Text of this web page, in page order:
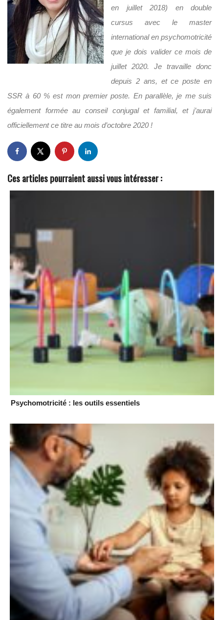
en juillet 2018) en double
cursus avec le master
international en psychomotricité
que je dois valider ce mois de
juillet 2020. Je travaille donc
depuis 2 ans, et ce poste en
SSR à 60 % est mon premier poste. En parallèle, je me suis
également formée au conseil conjugal et familial, et j’aurai
officiellement ce titre au mois d’octobre 2020 !
Ces articles pourraient aussi vous intéresser :
Psychomotricité : les outils essentiels